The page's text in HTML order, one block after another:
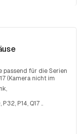
passend für die Serien
(Kamera nicht im
P14, Q17 ..